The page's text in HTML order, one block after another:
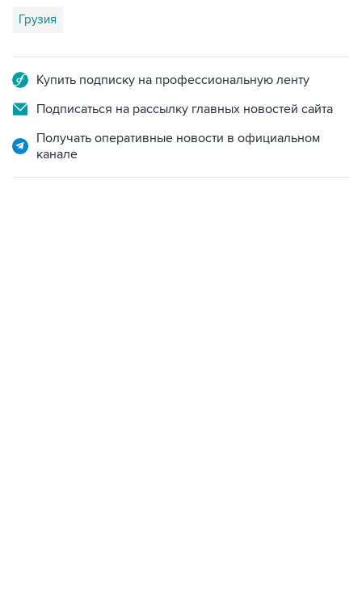
Грузия
Купить подписку на профессиональную ленту
Подписаться на рассылку главных новостей сайта
Получать оперативные новости в официальном
канале